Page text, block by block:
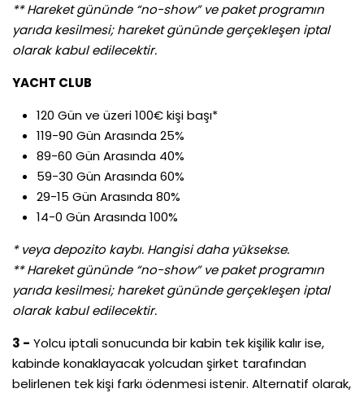
** Hareket gününde “no-show” ve paket programın
yarıda kesilmesi; hareket gününde gerçekleşen iptal
olarak kabul edilecektir.
YACHT CLUB
120 Gün ve üzeri 100€ kişi başı*
119-90 Gün Arasında 25%
89-60 Gün Arasında 40%
59-30 Gün Arasında 60%
29-15 Gün Arasında 80%
14-0 Gün Arasında 100%
* veya depozito kaybı. Hangisi daha yüksekse.
** Hareket gününde “no-show” ve paket programın
yarıda kesilmesi; hareket gününde gerçekleşen iptal
olarak kabul edilecektir.
3 - Yolcu iptali sonucunda bir kabin tek kişilik kalır ise,
kabinde konaklayacak yolcudan şirket tarafından
belirlenen tek kişi farkı ödenmesi istenir. Alternatif olarak,